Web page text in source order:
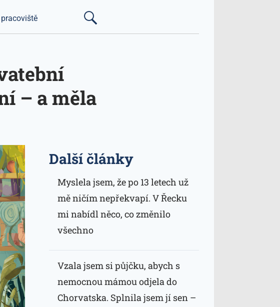
– a měla
Další články
Myslela jsem, že po 13 letech už
mě ničím nepřekvapí. V Řecku
mi nabídl něco, co změnilo
všechno
Vzala jsem si půjčku, abych s
nemocnou mámou odjela do
Chorvatska. Splnila jsem jí sen –